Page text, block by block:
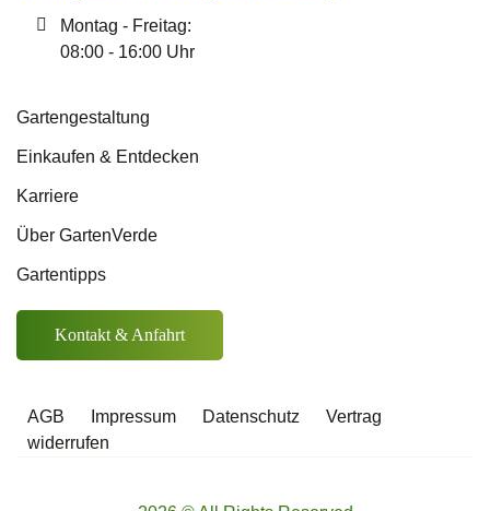
Montag - Freitag:
08:00 - 16:00 Uhr
Gartengestaltung
Einkaufen & Entdecken
Karriere
Über GartenVerde
Gartentipps
Kontakt & Anfahrt
AGB Impressum Datenschutz
Vertrag
widerrufen